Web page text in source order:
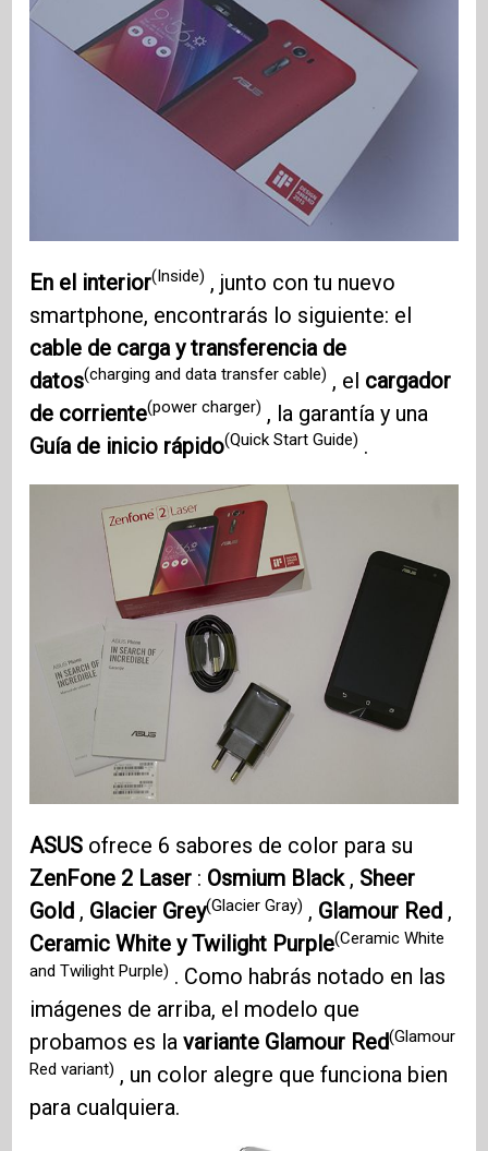
En el interior(Inside) , junto con tu nuevo
smartphone, encontrarás lo siguiente: el
cable de carga y transferencia de
datos(charging and data transfer cable) , el cargador
de corriente(power charger) , la garantía y una
Guía de inicio rápido(Quick Start Guide) .
ASUS ofrece 6 sabores de color para su
ZenFone 2 Laser : Osmium Black, Sheer
Gold , Glacier Grey(Glacier Gray) , Glamour Red ,
Ceramic White y Twilight Purple(Ceramic White
and Twilight Purple) . Como habrás notado en las
imágenes de arriba, el modelo que
probamos es lavariante Glamour Red(Glamour
Red variant) , un color alegre que funciona bien
para cualquiera.